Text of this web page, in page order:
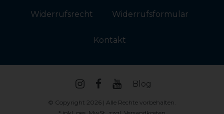
Widerrufs­recht Widerrufs­formular
Kontakt
Blog
© Copyright 2026 | Alle Rechte vorbehalten.